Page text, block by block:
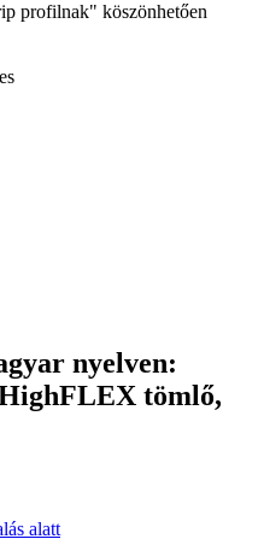
profilnak" köszönhetően
nyelven:
tömlő,
alatt